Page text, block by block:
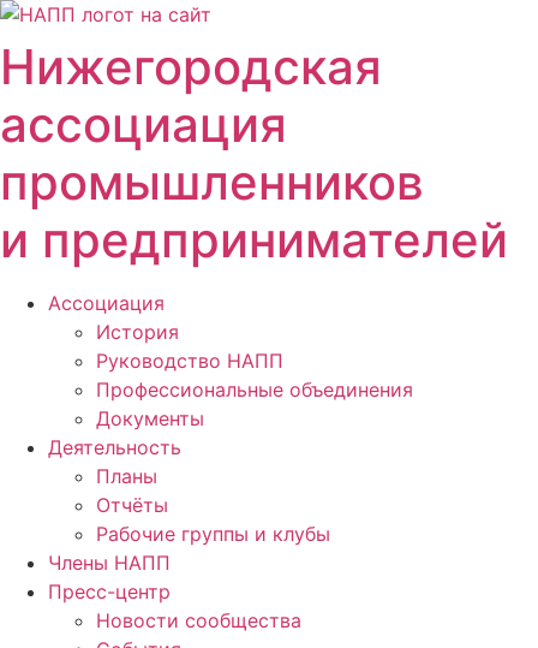
Перейти
содержимому
Нижегородская
ассоциация
промышленников
и предпринимателей
Ассоциация
История
Руководство НАПП
Профессиональные объединения
Документы
Деятельность
Планы
Отчёты
Рабочие группы и клубы
Члены НАПП
Пресс-центр
Новости сообщества